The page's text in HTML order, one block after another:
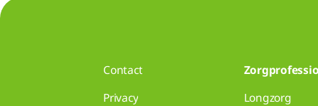
Contact
Privacy
Longzorg